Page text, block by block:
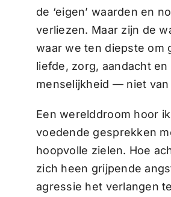
de ‘eigen’ waarden en
verliezen. Maar zijn de
waar we ten diepste om
liefde, zorg, aandacht en
menselijkheid — niet van
Een werelddroom hoor
voedende gesprekken
hoopvolle zielen. Hoe
zich heen grijpende
agressie het verlangen